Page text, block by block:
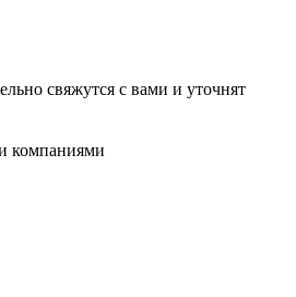
свяжутся с вами и уточнят
компаниями